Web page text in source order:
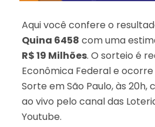
Aqui você confere o
Quina 6458 com uma
R$ 19 Milhões. O sorteio é
Econômica Federal e
Sorte em São Paulo, às 20h,
ao vivo pelo canal das
Youtube.